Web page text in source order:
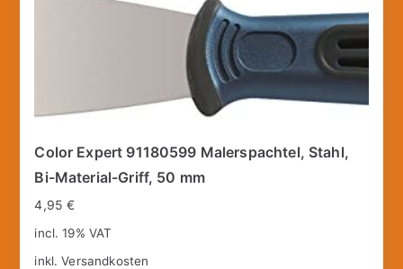
Color Expert 91180599 Malerspachtel, Stahl,
Bi-Material-Griff, 50 mm
4,95€
incl. 19% VAT
inkl.Versandkosten